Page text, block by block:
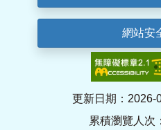
網站安
更新日期：2026-
累積瀏覽人次